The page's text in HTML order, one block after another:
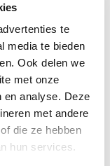
te
media te bieden
Ook delen we
met onze
en analyse. Deze
met andere
die ze hebben
hun services.
to deliver
wish you